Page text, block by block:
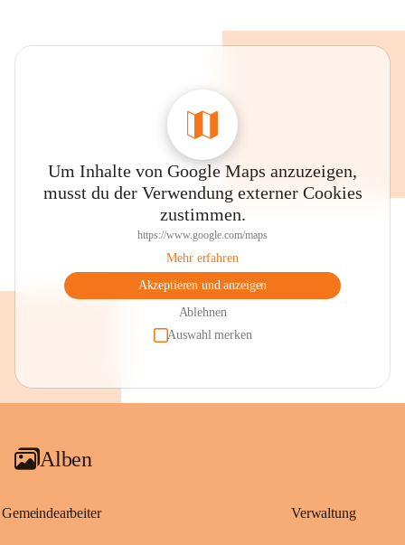
Um Inhalte von Google Maps anzuzeigen,
musst du der Verwendung externer Cookies
zustimmen.
https://www.google.com/maps
Mehr erfahren
Akzeptieren und anzeigen
Ablehnen
Auswahl merken
Alben
Gemeindearbeiter Verwaltung